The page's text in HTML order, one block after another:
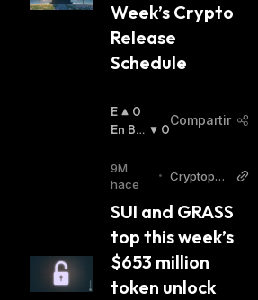
Week’s Crypto
Release
Schedule
E
N
L
Z
:
0
En Baj
0
Compartir
9M
hace
•
Cryptopoli
SUI and GRASS
top this week’s
$653 million
token unlock